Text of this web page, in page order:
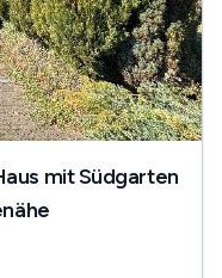
mit Südgarten